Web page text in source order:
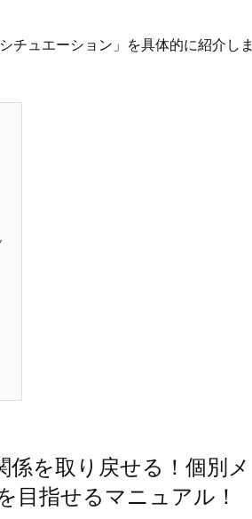
チュエーション」を具体的に紹介しま
を取り戻せる！個別メ
目指せるマニュアル！